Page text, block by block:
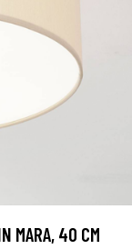
MARA, 40 CM